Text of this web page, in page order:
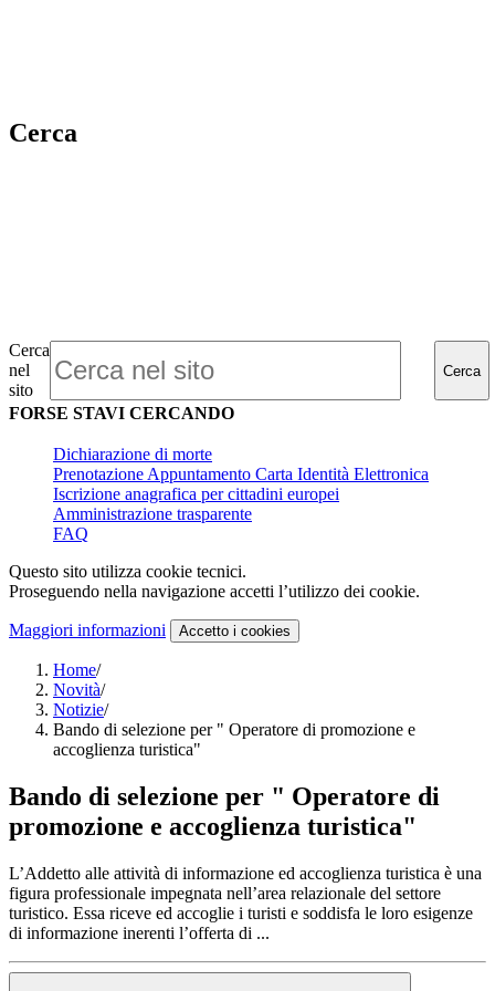
Cerca
Cerca
nel
sito
Cerca
FORSE STAVI CERCANDO
Dichiarazione di morte
Prenotazione Appuntamento Carta Identità Elettronica
Iscrizione anagrafica per cittadini europei
Amministrazione trasparente
FAQ
Questo sito utilizza cookie tecnici.
Proseguendo nella navigazione accetti l’utilizzo dei cookie.
Maggiori informazioni Accetto i cookies
Home/
Novità/
Notizie/
Bando di selezione per " Operatore di promozione e
accoglienza turistica"
Bando di selezione per " Operatore di
promozione e accoglienza turistica"
L’Addetto alle attività di informazione ed accoglienza turistica è una
figura professionale impegnata nell’area relazionale del settore
turistico. Essa riceve ed accoglie i turisti e soddisfa le loro esigenze
di informazione inerenti l’offerta di ...